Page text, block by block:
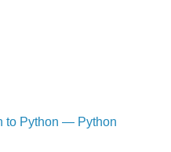
to Python — Python